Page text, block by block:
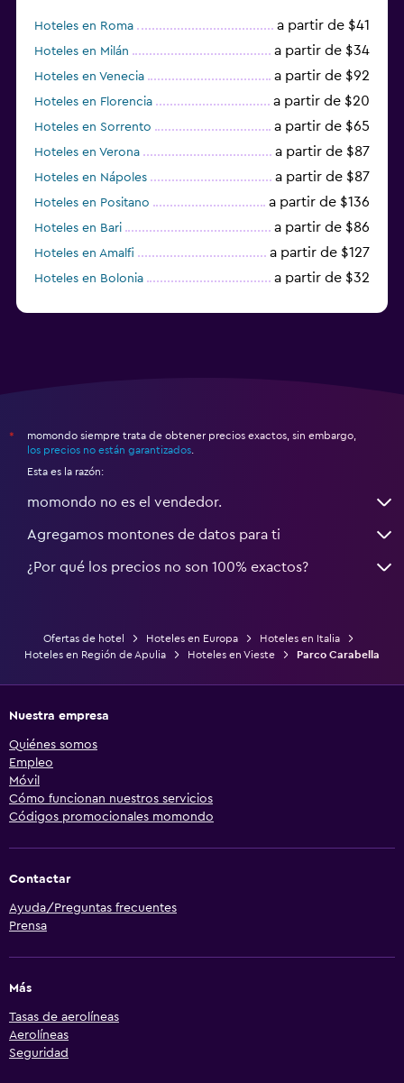
Hoteles en Roma a partir de $41
Hoteles en Milán a partir de $34
Hoteles en Venecia a partir de $92
Hoteles en Florencia a partir de $20
Hoteles en Sorrento a partir de $65
Hoteles en Verona a partir de $87
Hoteles en Nápoles a partir de $87
Hoteles en Positano a partir de $136
Hoteles en Bari a partir de $86
Hoteles en Amalfi a partir de $127
Hoteles en Bolonia a partir de $32
*
momondo siempre trata de obtener precios exactos, sin embargo,
los precios no están garantizados
Esta es la razón:
momondo no es el vendedor.
Agregamos montones de datos para ti
¿Por qué los precios no son 100% exactos?
Ofertas de hotel Hoteles en Europa
Hoteles en Italia
Hoteles en Región de Apulia
Hoteles en Vieste Parco Carabella
Nuestra empresa
Quiénes somos
Empleo
Móvil
Cómo funcionan nuestros servicios
Códigos promocionales momondo
Contactar
Ayuda/Preguntas frecuentes
Prensa
Más
Tasas de aerolíneas
Aerolíneas
Seguridad